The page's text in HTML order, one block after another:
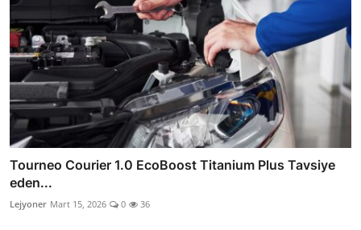
Tourneo Courier 1.0 EcoBoost Titanium Plus Tavsiye
eden...
Lejyoner Mart 15, 2026 0 36